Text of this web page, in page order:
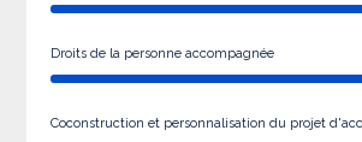
Droits de la personne accompagnée
Coconstruction et personnalisation du projet